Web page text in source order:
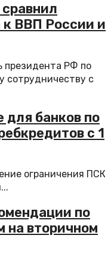
к ВВП России и
президента РФ по
сотрудничеству с
для банков по
с 1
ограничения ПСК
по
на вторичном